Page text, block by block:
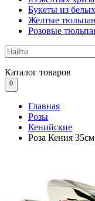
Букеты из
Желтые
Розовые
Каталог товаров
0
Главная
Розы
Кенийские
Роза Кения